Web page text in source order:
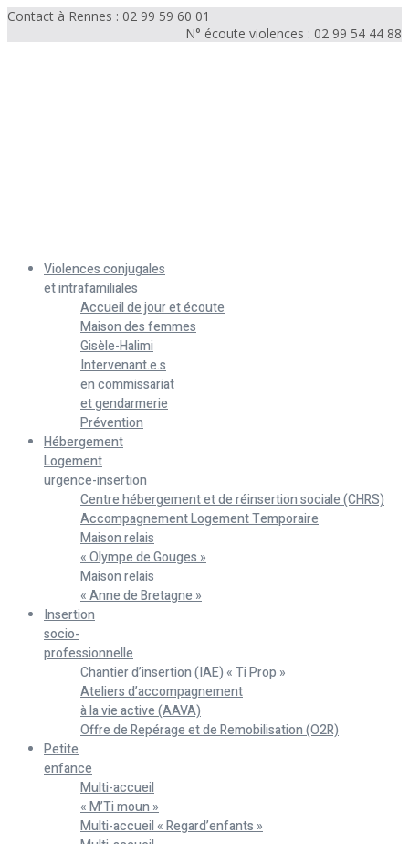
Contact à Rennes : 02 99 59 60 01
N° écoute violences : 02 99 54 44 88
Violences conjugales
et intrafamiliales
Accueil de jour et écoute
Maison des femmes
Gisèle-Halimi
Intervenant.e.s
en commissariat
et gendarmerie
Prévention
Hébergement
Logement
urgence-insertion
Centre hébergement et de réinsertion sociale (CHRS)
Accompagnement Logement Temporaire
Maison relais
« Olympe de Gouges »
Maison relais
« Anne de Bretagne »
Insertion
socio-
professionnelle
Chantier d’insertion (IAE) « Ti Prop »
Ateliers d’accompagnement
à la vie active (AAVA)
Offre de Repérage et de Remobilisation (O2R)
Petite
enfance
Multi-accueil
« M’Ti moun »
Multi-accueil « Regard’enfants »